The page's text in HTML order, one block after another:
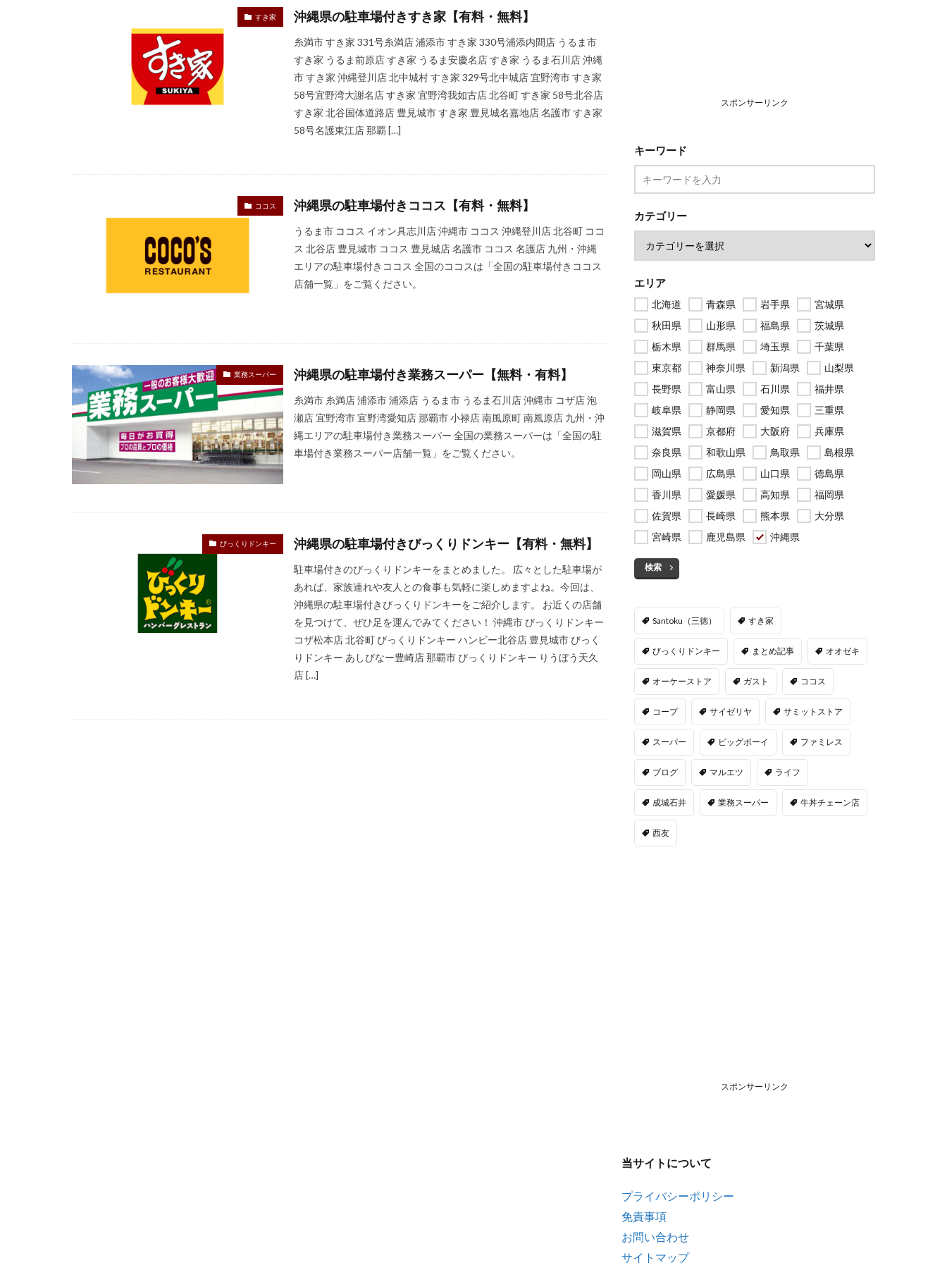
すき家 沖縄県の駐車場付きすき家【有料・無料】
糸満市 すき家 331号糸満店 浦添市 すき家 330号浦添内間店 うるま市
すき家 うるま前原店 すき家 うるま安慶名店 すき家 うるま石川店 沖縄
市 すき家 沖縄登川店 北中城村 すき家 329号北中城店 宜野湾市 すき家
58号宜野湾大謝名店 すき家 宜野湾我如古店 北谷町 すき家 58号北谷店
すき家 北谷国体道路店 豊見城市 すき家 豊見城名嘉地店 名護市 すき家
58号名護東江店 那覇 […]
ココス 沖縄県の駐車場付きココス【有料・無料】
うるま市 ココス イオン具志川店 沖縄市 ココス 沖縄登川店 北谷町 ココ
ス 北谷店 豊見城市 ココス 豊見城店 名護市 ココス 名護店 九州・沖縄
エリアの駐車場付きココス 全国のココスは「全国の駐車場付きココス
店舗一覧」をご覧ください。
業務スーパー 沖縄県の駐車場付き業務スーパー【無料・有料】
糸満市 糸満店 浦添市 浦添店 うるま市 うるま石川店 沖縄市 コザ店 泡
瀬店 宜野湾市 宜野湾愛知店 那覇市 小禄店 南風原町 南風原店 九州・沖
縄エリアの駐車場付き業務スーパー 全国の業務スーパーは「全国の駐
車場付き業務スーパー店舗一覧」をご覧ください。
びっくりドンキー 沖縄県の駐車場付きびっくりドンキー【有料・無料】
駐車場付きのびっくりドンキーをまとめました。 広々とした駐車場が
あれば、家族連れや友人との食事も気軽に楽しめますよね。今回は、
沖縄県の駐車場付きびっくりドンキーをご紹介します。 お近くの店舗
を見つけて、ぜひ足を運んでみてください！ 沖縄市 びっくりドンキー
コザ松本店 北谷町 びっくりドンキー ハンビー北谷店 豊見城市 びっく
りドンキー あしびなー豊崎店 那覇市 びっくりドンキー りうぼう天久
店 […]
スポンサーリンク
キーワード
カテゴリー
エリア
北海道 青森県 岩手県
宮城県
秋田県
山形県 福島県
茨城県
栃木県
群馬県 埼玉県
千葉県
東京都
神奈川県 新潟県
山梨県
長野県
富山県 石川県
福井県
岐阜県
静岡県 愛知県
三重県
滋賀県
京都府 大阪府
兵庫県
奈良県
和歌山県 鳥取県
島根県
岡山県
広島県 山口県
徳島県
香川県
愛媛県 高知県
福岡県
佐賀県
長崎県 熊本県
大分県
宮崎県
鹿児島県 沖縄県
検索
Santoku（三徳） すき家
びっくりドンキー まとめ記事 オオゼキ
オーケーストア ガスト ココス
コープ サイゼリヤ サミットストア
スーパー ビッグボーイ ファミレス
ブログ マルエツ ライフ
成城石井 業務スーパー 牛丼チェーン店
西友
スポンサーリンク
当サイトについて
プライバシーポリシー
免責事項
お問い合わせ
サイトマップ